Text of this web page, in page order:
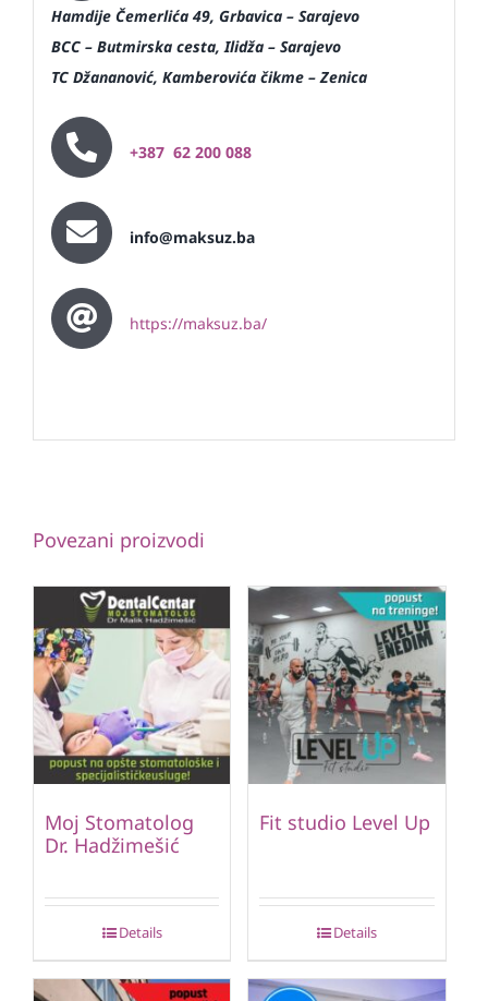
Hamdije Čemerlića 49, Grbavica – Sarajevo
BCC – Butmirska cesta, Ilidža – Sarajevo
TC Džananović, Kamberovića čikme – Zenica
+387 62 200 088
info@maksuz.ba
https://maksuz.ba/
Povezani proizvodi
Moj Stomatolog
Dr. Hadžimešić
Details
Fit studio Level Up
Details